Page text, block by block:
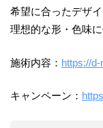
希望に合ったデザ
理想的な形・色味
施術内容： https://
キャンペーン：